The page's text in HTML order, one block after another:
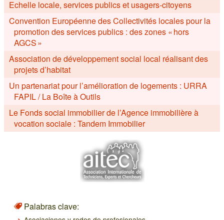
Echelle locale, services publics et usagers-citoyens
Convention Européenne des Collectivités locales pour la
promotion des services publics : des zones « hors
AGCS »
Association de développement social local réalisant des
projets d’habitat
Un partenariat pour l’amélioration de logements : URRA
FAPIL / La Boîte à Outils
Le Fonds social immobilier de l’Agence immobilière à
vocation sociale : Tandem Immobilier
Palabras clave: